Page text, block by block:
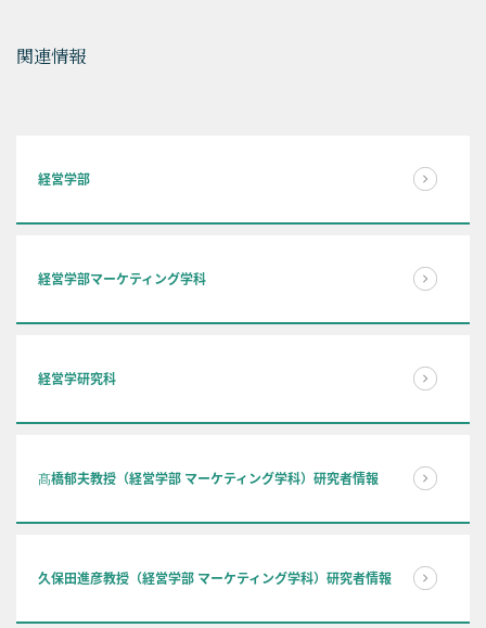
関連情報
経営学部
経営学部マーケティング学科
経営学研究科
髙橋郁夫教授（経営学部 マーケティング学科）研究者情報
久保田進彦教授（経営学部 マーケティング学科）研究者情報